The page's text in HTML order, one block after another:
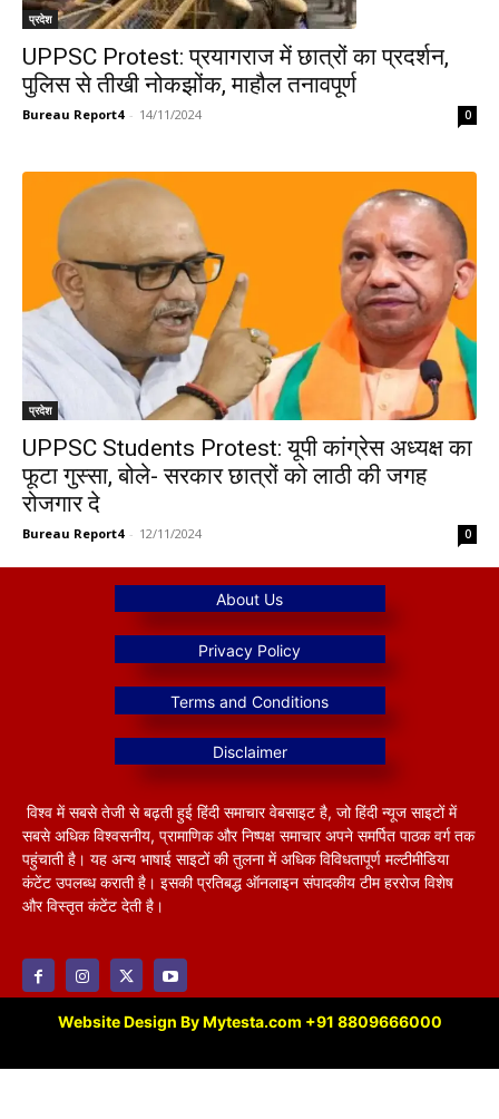
प्रदेश
UPPSC Protest: प्रयागराज में छात्रों का प्रदर्शन,
पुलिस से तीखी नोकझोंक, माहौल तनावपूर्ण
Bureau Report4 - 14/11/2024 0
प्रदेश
UPPSC Students Protest: यूपी कांग्रेस अध्यक्ष का
फूटा गुस्सा, बोले- सरकार छात्रों को लाठी की जगह
रोजगार दे
Bureau Report4 - 12/11/2024 0
विश्व में सबसे तेजी से बढ़ती हुई हिंदी समाचार वेबसाइट है, जो हिंदी न्यूज साइटों में
सबसे अधिक विश्वसनीय, प्रामाणिक और निष्पक्ष समाचार अपने समर्पित पाठक वर्ग तक
पहुंचाती है। यह अन्य भाषाई साइटों की तुलना में अधिक विविधतापूर्ण मल्टीमीडिया
कंटेंट उपलब्ध कराती है। इसकी प्रतिबद्ध ऑनलाइन संपादकीय टीम हररोज विशेष
और विस्तृत कंटेंट देती है।
Website Design By Mytesta.com +91 8809666000